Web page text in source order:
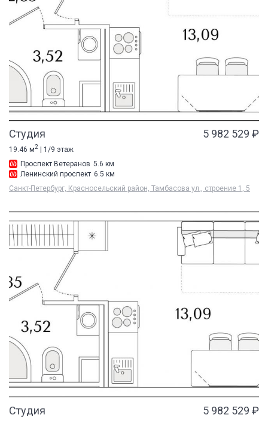
Студия 5 982 529 ₽
19.46 м2
| 1/9 этаж
Проспект Ветеранов 5.6 км
Ленинский проспект 6.5 км
Санкт-Петербург, Красносельский район, Тамбасова ул., строение 1, 5
Студия 5 982 529 ₽